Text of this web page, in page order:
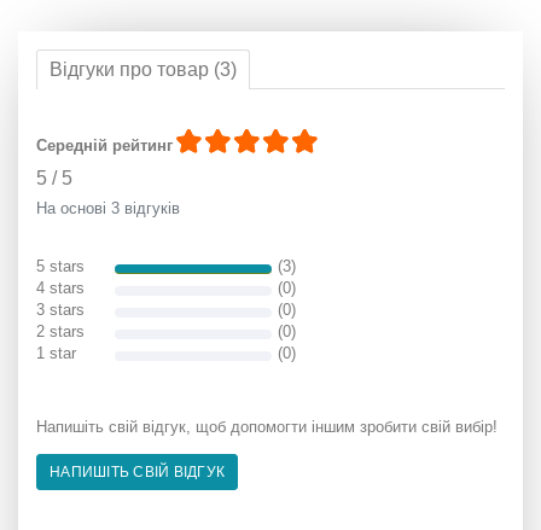
Відгуки про товар (3)
Середній рейтинг
5 / 5
На основі 3 відгуків
5 stars
(3)
4 stars
(0)
3 stars
(0)
2 stars
(0)
1 star
(0)
Напишіть свій відгук, щоб допомогти іншим зробити свій вибір!
НАПИШІТЬ СВІЙ ВІДГУК